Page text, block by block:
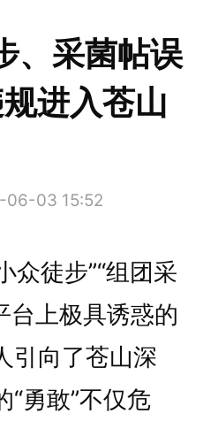
、采菌帖误
进入苍山
06-03 15:52
徒步”“组团采
上极具诱惑的
引向了苍山深
“勇敢”不仅危